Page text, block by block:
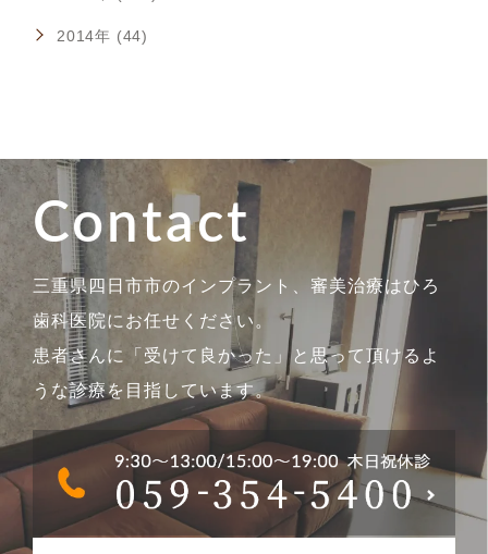
2014年 (44)
Contact
三重県四日市市のインプラント、審美治療はひろ
歯科医院にお任せください。
患者さんに「受けて良かった」と思って頂けるよ
うな診療を目指しています。